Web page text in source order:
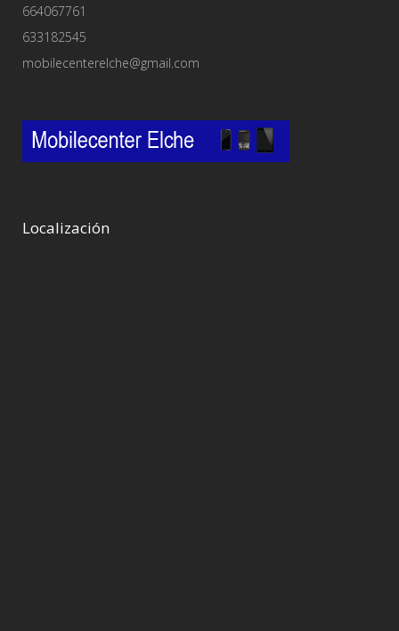
664067761
633182545
mobilecenterelche@gmail.com
Localización